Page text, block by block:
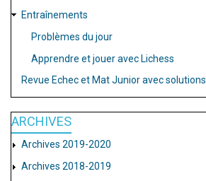
Entraînements
Problèmes du jour
Apprendre et jouer avec Lichess
Revue Echec et Mat Junior avec solutions
ARCHIVES
Archives 2019-2020
Archives 2018-2019